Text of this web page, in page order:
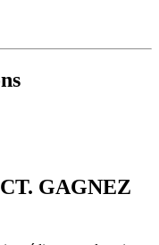
GAGNEZ